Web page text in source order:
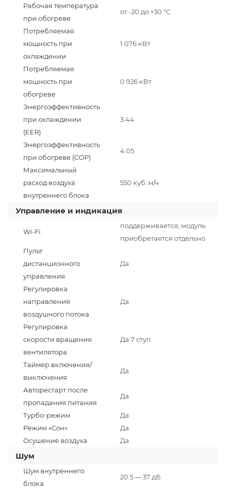
Рабочая температура
при обогреве
от -20 до +30 °C
Потребляемая
мощность при
охлаждении
1.076 кВт
Потребляемая
мощность при
обогреве
0.926 кВт
Энергоэффективность
при охлаждении
(EER)
3.44
Энергоэффективность
при обогреве (COP)
4.05
Максимальный
расход воздуха
внутреннего блока
550 куб. м/ч
Управление и индикация
Wi-Fi
поддерживается, модуль
приобретается отдельно
Пульт
дистанционного
управления
Да
Регулировка
направления
воздушного потока
Да
Регулировка
скорости вращения
вентилятора
Да 7 ступ.
Таймер включения/
выключения
Да
Авторестарт после
пропадания питания
Да
Турбо-режим
Да
Режим «Сон»
Да
Осушение воздуха
Да
Шум
Шум внутреннего
блока
20.5 — 37 дБ